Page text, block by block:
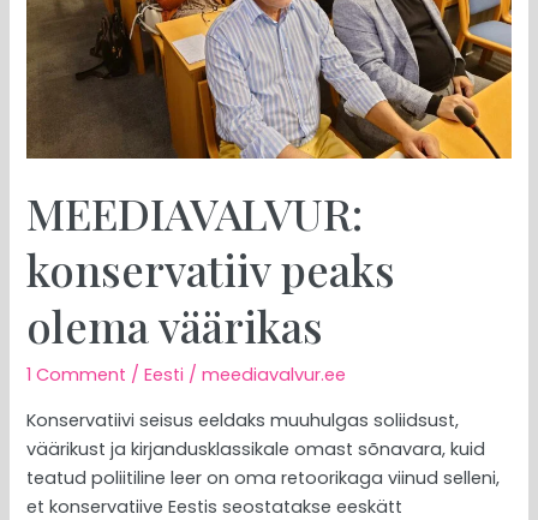
MEEDIAVALVUR:
konservatiiv peaks
olema väärikas
1 Comment /Eesti /meediavalvur.ee
Konservatiivi seisus eeldaks muuhulgas soliidsust,
väärikust ja kirjandusklassikale omast sõnavara, kuid
teatud poliitiline leer on oma retoorikaga viinud selleni,
et konservatiive Eestis seostatakse eeskätt